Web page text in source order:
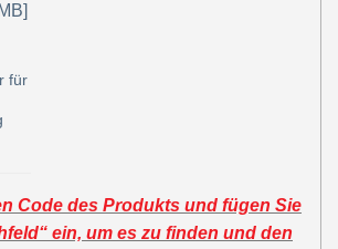
für
Code des Produkts und fügen Sie
ein, um es zu finden und den